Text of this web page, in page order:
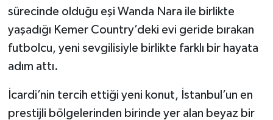
sürecinde olduğu eşi Wanda Nara ile birlikte
yaşadığı Kemer Country’deki evi geride bırakan
futbolcu, yeni sevgilisiyle birlikte farklı bir hayata
adım attı.
İcardi’nin tercih ettiği yeni konut, İstanbul’un en
prestijli bölgelerinden birinde yer alan beyaz bir